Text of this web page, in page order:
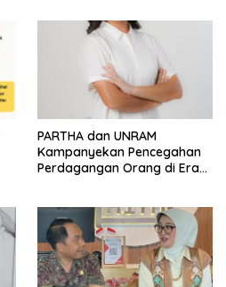
Arena Kepentingan Sesaat
PARTHA dan UNRAM
Kampanyekan Pencegahan
Perdagangan Orang di Era